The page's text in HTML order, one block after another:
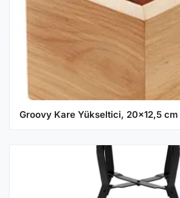
Groovy Kare Yükseltici, 20x12,5 cm